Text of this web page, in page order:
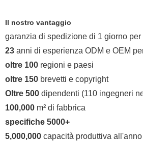
Il nostro vantaggio
garanzia di spedizione di 1 giorno
23anni di esperienza ODM e OEM
oltre 100regioni e paesi
oltre 150brevetti e copyright
Oltre 500dipendenti (110 ingegneri
100,000m² di fabbrica
specifiche 5000+
5,000,000capacità produttiva all'anno